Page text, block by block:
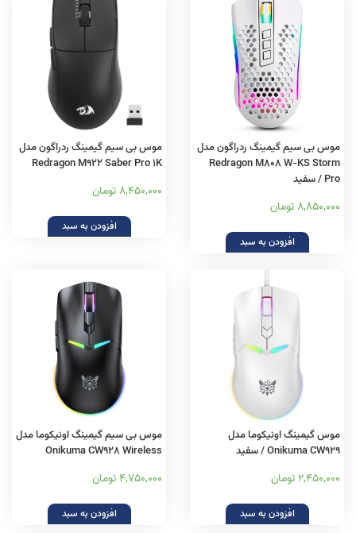
موس بی سیم گیمینگ ردراگون مدل
Redragon M808 W-KS Storm
Pro / سفید
8,850,000 تومان
افزودن به سبد
موس بی سیم گیمینگ ردراگون مدل
Redragon M922 Saber Pro 1K
8,450,000 تومان
افزودن به سبد
موس گیمینگ اونیکوما مدل
Onikuma CW929 / سفید
2,450,000 تومان
افزودن به سبد
موس بی سیم گیمینگ اونیکوما مدل
Onikuma CW928 Wireless
4,750,000 تومان
افزودن به سبد